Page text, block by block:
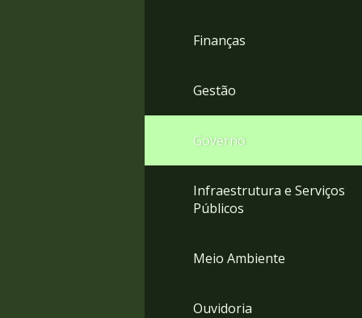
Finanças
Gestão
Governo
Infraestrutura e Serviços
Públicos
Meio Ambiente
Ouvidoria